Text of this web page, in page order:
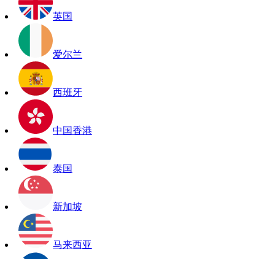
英国
爱尔兰
西班牙
中国香港
泰国
新加坡
马来西亚